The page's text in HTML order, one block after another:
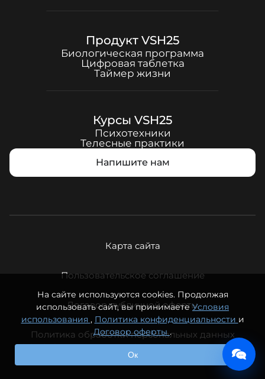
Продукт VSH25
Биологическая программа
Цифровая таблетка
Таймер жизни
Курсы VSH25
Психотехники
Телесные практики
Напишите нам
Карта сайта
Пользовательское соглашение
Договор публичной оферты
Политика обработки персональных данных
© ООО «Вечная молодость», 2026. Все права защищены.
На сайте используются cookies. Продолжая
использовать сайт, вы принимаетеУсловия
использования , Политика конфиденциальности и
Договор оферты.
Ок